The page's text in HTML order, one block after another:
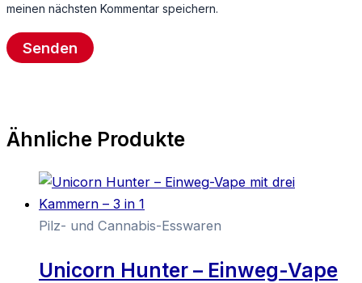
meinen nächsten Kommentar speichern.
Ähnliche Produkte
Pilz- und Cannabis-Esswaren
Unicorn Hunter – Einweg-Vape